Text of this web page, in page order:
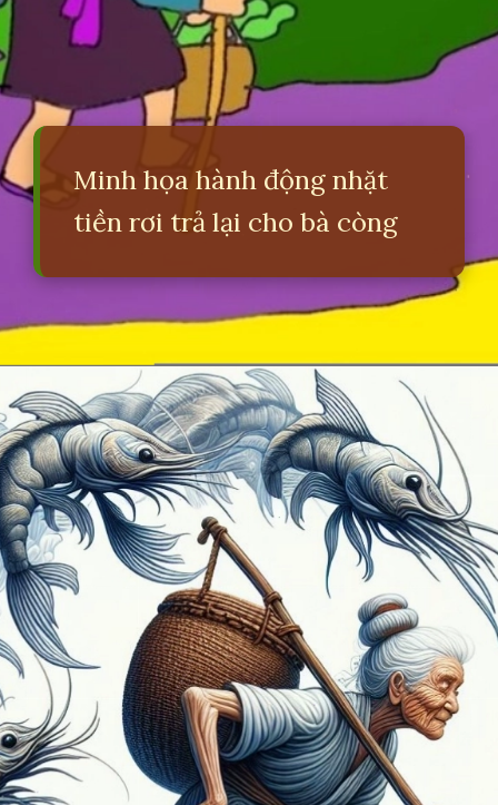
Minh họa hành động nhặt
tiền rơi trả lại cho bà còng
Đang mởhttps://erci.edu.vn/dong-dao-ba-cong